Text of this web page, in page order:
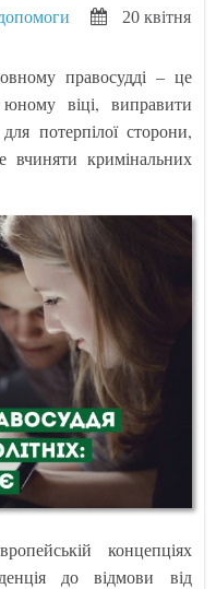
20 квітня
правосудді – це
віці, виправити
потерпілої сторони,
вчиняти кримінальних
концепціях
до відмови від